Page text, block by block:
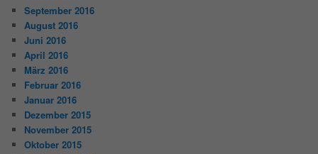
September 2016
August 2016
Juni 2016
April 2016
März 2016
Februar 2016
Januar 2016
Dezember 2015
November 2015
Oktober 2015